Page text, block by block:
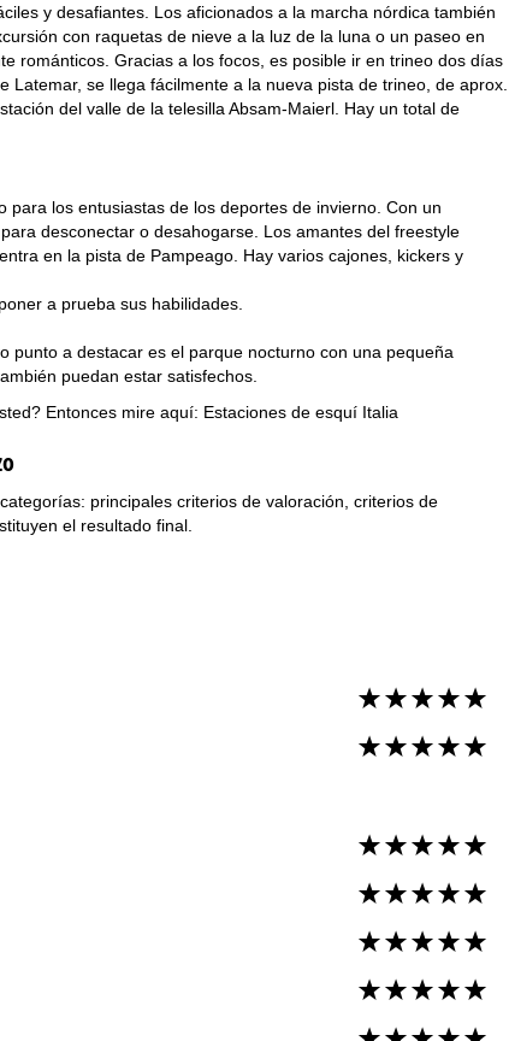
y desafiantes. Los aficionados a la marcha nórdica también
con raquetas de nieve a la luz de la luna o un paseo en
románticos. Gracias a los focos, es posible ir en trineo dos días
se llega fácilmente a la nueva pista de trineo, de aprox.
del valle de la telesilla Absam-Maierl. Hay un total de
los entusiastas de los deportes de invierno. Con un
desconectar o desahogarse. Los amantes del freestyle
en la pista de Pampeago. Hay varios cajones, kickers y
a prueba sus habilidades.
punto a destacar es el parque nocturno con una pequeña
puedan estar satisfechos.
Entonces mire aquí: Estaciones de esquí Italia
principales criterios de valoración, criterios de
el resultado final.